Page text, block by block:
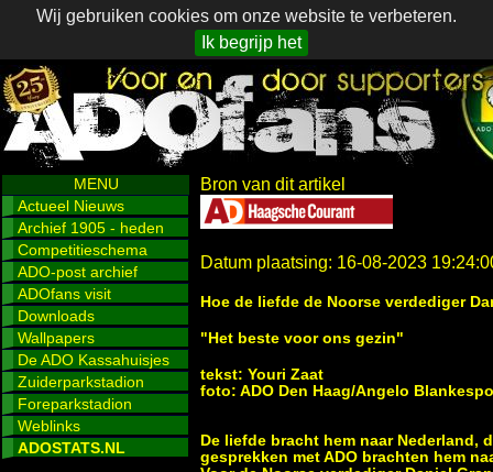
Wij gebruiken cookies om onze website te verbeteren.
Ik begrijp het
MENU
Actueel Nieuws
Archief 1905 - heden
Competitieschema
ADO-post archief
ADOfans visit
Downloads
Wallpapers
De ADO Kassahuisjes
Zuiderparkstadion
Foreparkstadion
Weblinks
ADOSTATS.NL
Bron van dit artikel
Datum plaatsing: 16-08-2023
Hoe de liefde de Noorse verdediger
"Het beste voor ons gezin"
tekst: Youri Zaat
foto: ADO Den Haag/Angelo
De liefde bracht hem naar Nederland,
gesprekken met ADO brachten hem